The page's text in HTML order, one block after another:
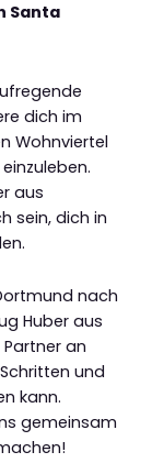
Santa
dich im
Wohnviertel
aus
sein, dich in
nach
Huber aus
an
und
kann.
gemeinsam